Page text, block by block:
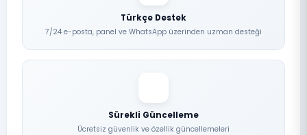
Türkçe Destek
7/24 e-posta, panel ve WhatsApp üzerinden uzman desteği
Sürekli Güncelleme
Ücretsiz güvenlik ve özellik güncellemeleri